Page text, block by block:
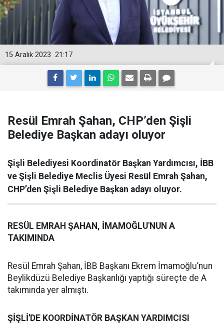
21:17
15 Aralık 2023
Resül Emrah Şahan, CHP’den Şişli
Belediye Başkan adayı oluyor
Şişli Belediyesi Koordinatör Başkan Yardımcısı, İBB
ve Şişli Belediye Meclis Üyesi Resül Emrah Şahan,
CHP’den Şişli Belediye Başkan adayı oluyor.
RESÜL EMRAH ŞAHAN, İMAMOĞLU'NUN A
TAKIMINDA
Resül Emrah Şahan, İBB Başkanı Ekrem İmamoğlu’nun
Beylikdüzü Belediye Başkanlığı yaptığı süreçte de A
takımında yer almıştı.
ŞİŞLİ'DE KOORDİNATÖR BAŞKAN YARDIMCISI